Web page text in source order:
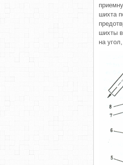
шихта
шихты
на